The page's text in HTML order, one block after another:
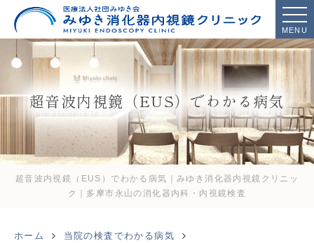
MENU
超音波内視鏡（EUS）でわかる病気
超音波内視鏡（EUS）でわかる病気｜みゆき消化器内視鏡クリニッ
ク｜多摩市永山の消化器内科・内視鏡検査
ホーム
当院の検査でわかる病気